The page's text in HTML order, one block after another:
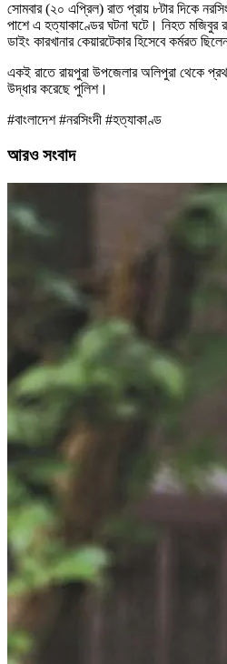
সোমবার (২০ এপ্রিল) রাত প্রায় ৮টার দিকে
পাশে এ হত্যাকাণ্ডের ঘটনা ঘটে। নিহত মজিবুর
ডাইং কারখানার কেয়ারটেকার হিসেবে কর্মরত
একই রাতে রায়পুরা উপজেলার অলিপুরা থেকে
উদ্ধার করেছে পুলিশ।
#বাংলাদেশ #নরসিংদী #হত্যাকাণ্ড
আরও সংবাদ